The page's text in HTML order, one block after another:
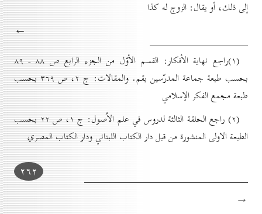
إلى ذلك، أو يقال: الزوج له كذا
←
(۱)راجع نهاية الأفكار: القسم الأوّل من الجزء الرابع ص ۸۸ ـ ۸۹
بحسب طبعة جماعة المدرّسين بقم. والمقالات: ج ۲، ص ۳٦۹ بحسب
طبعة مجمع الفكر الإسلامي
(۲) راجع الحلقة الثالثة لدروس في علم الاُصول: ج ۱، ص ۲۲ بحسب
الطبعة الاولى المنشورة من قبل دار الكتاب اللبناني ودار الكتاب المصري
۲٦۲
→